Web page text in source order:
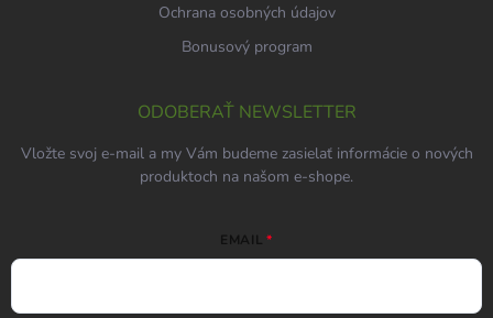
Ochrana osobných údajov
Bonusový program
ODOBERAŤ NEWSLETTER
Vložte svoj e-mail a my Vám budeme zasielať informácie o nových
produktoch na našom e-shope.
EMAIL